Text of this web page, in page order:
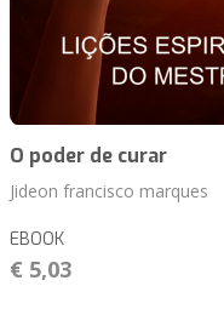
O poder de curar
Jideon francisco marques
EBOOK
€ 5,03